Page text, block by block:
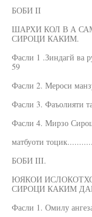
БОБИ II
ШАРХИ КОЛ В А
СИРОЦИ КАКИМ.
Фасли 1 .Зиндагй ва
59
Фасли 2. Мероси
Фасли 3. Фаъолияти
Фасли 4. Мирзо
матбуоти
БОБИ III.
ЮЯКОИ
СИРОЦИ КАКИМ
Фасли 1. Омилу